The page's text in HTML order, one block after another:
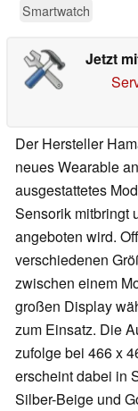
Smartwatch
Jetzt
Der Hersteller
neues Wearable
ausgestattetes
Sensorik mitbringt
angeboten wird.
verschiedenen
zwischen einem
großen Display
zum Einsatz. Die
zufolge bei 466 x
erscheint dabei in
Silber-Beige und